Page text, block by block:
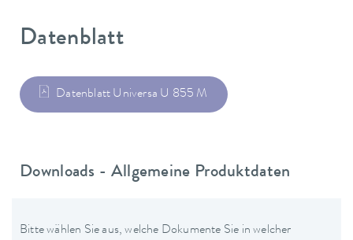
Datenblatt
Datenblatt Universa U 855 M
Downloads - Allgemeine Produktdaten
Bitte wählen Sie aus, welche Dokumente Sie in welcher